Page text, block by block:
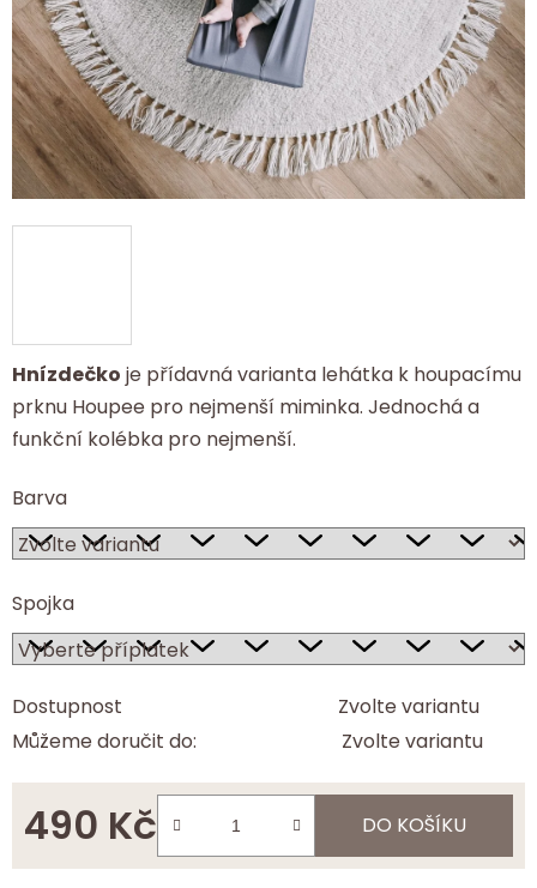
Hnízdečko je přídavná varianta lehátka k houpacímu
prknu Houpee pro nejmenší miminka. Jednochá a
funkční kolébka pro nejmenší.
Barva
Spojka
Dostupnost
Zvolte variantu
Můžeme doručit do:
Zvolte variantu
490 Kč
Měrná cena:
DO KOŠÍKU